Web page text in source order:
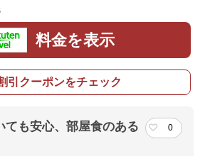
料金を表示
引クーポンをチェック
ても安心、部屋食のある
0